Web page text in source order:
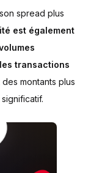
spread plus
est également
transactions
montants plus